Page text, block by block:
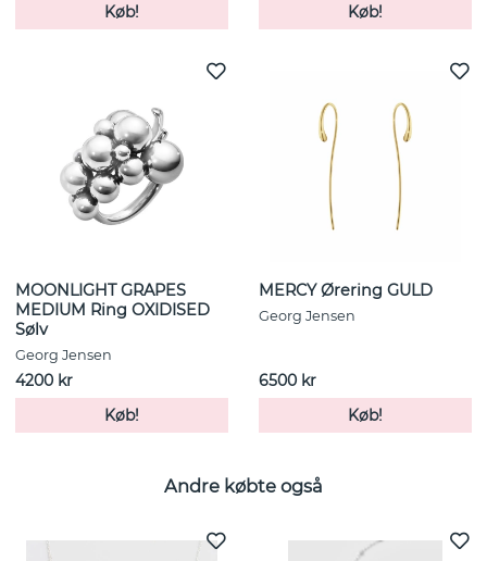
Køb!
Køb!
MOONLIGHT GRAPES
MEDIUM Ring OXIDISED
Sølv
Georg Jensen
4200 kr
Køb!
MERCY Ørering GULD
Georg Jensen
6500 kr
Køb!
Andre købte også